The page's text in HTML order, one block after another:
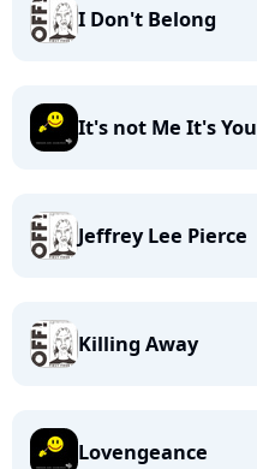
I Don't Belong
It's not Me It's You
Jeffrey Lee Pierce
Killing Away
Lovengeance